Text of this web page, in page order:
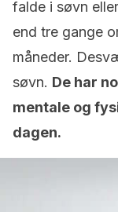
falde i søvn
end tre gange
måneder.
søvn. De har
mentale og
dagen.